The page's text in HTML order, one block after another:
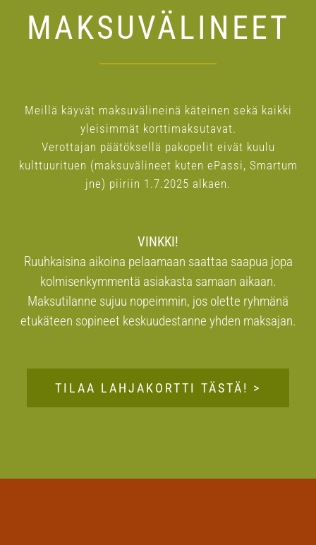
MAKSUVÄLINEET
Meillä käyvät maksuvälineinä käteinen sekä kaikki
yleisimmät korttimaksutavat.
Verottajan päätöksellä pakopelit eivät kuulu
kulttuurituen (maksuvälineet kuten ePassi, Smartum
jne) piiriin 1.7.2025 alkaen.
VINKKI!
Ruuhkaisina aikoina pelaamaan saattaa saapua jopa
kolmisenkymmentä asiakasta samaan aikaan.
Maksutilanne sujuu nopeimmin, jos olette ryhmänä
etukäteen sopineet keskuudestanne yhden maksajan.
TILAA LAHJAKORTTI TÄSTÄ! >